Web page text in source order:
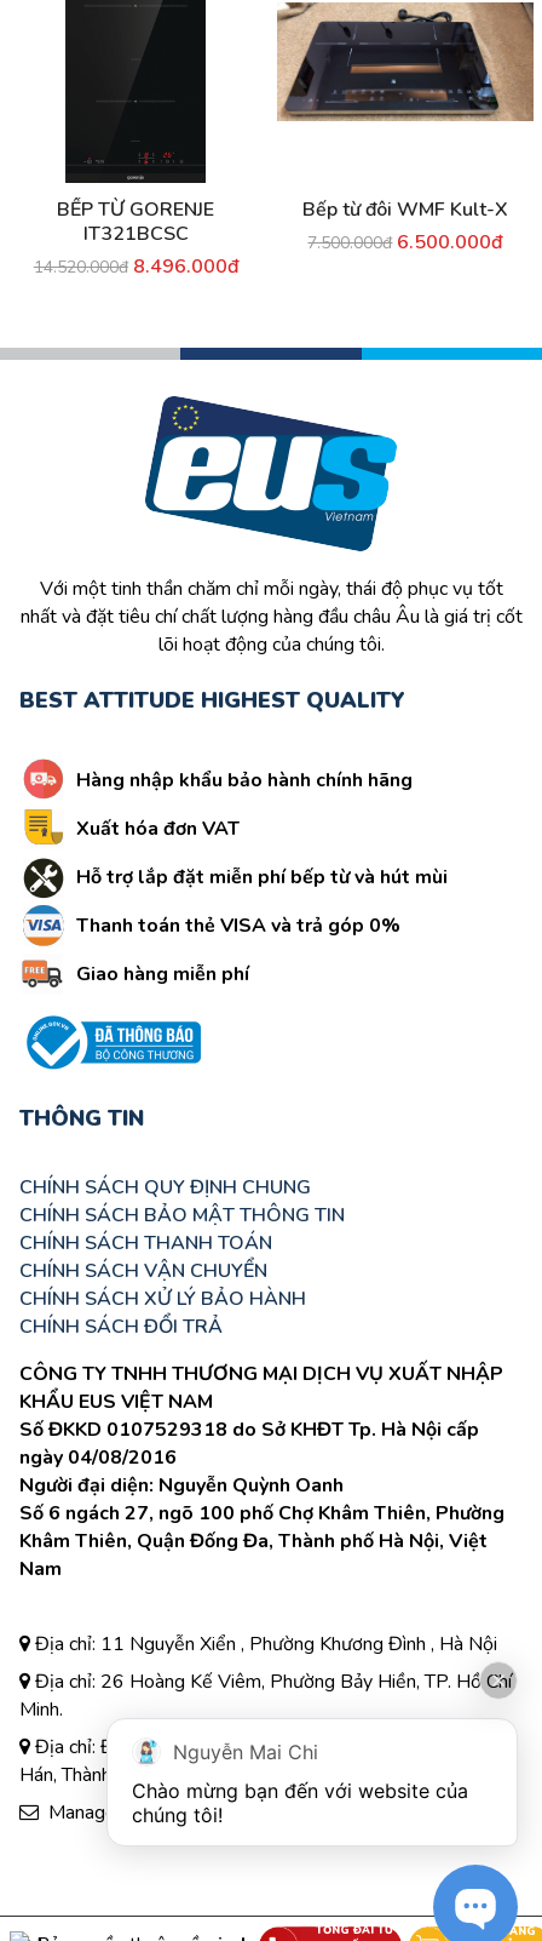
TỔNG ĐÀI TƯ
GIỎ HÀNG
BẾP TỪ GORENJE
IT321BCSC
14.520.000đ 8.496.000đ
Bếp từ đôi WMF Kult-X
7.500.000đ 6.500.000đ
Với một tinh thần chăm chỉ mỗi ngày, thái độ phục vụ tốt
nhất và đặt tiêu chí chất lượng hàng đầu châu Âu là giá trị cốt
lõi hoạt động của chúng tôi.
BEST ATTITUDE HIGHEST QUALITY
Hàng nhập khẩu bảo hành chính hãng
Xuất hóa đơn VAT
Hỗ trợ lắp đặt miễn phí bếp từ và hút mùi
Thanh toán thẻ VISA và trả góp 0%
Giao hàng miễn phí
THÔNG TIN
CHÍNH SÁCH QUY ĐỊNH CHUNG
CHÍNH SÁCH BẢO MẬT THÔNG TIN
CHÍNH SÁCH THANH TOÁN
CHÍNH SÁCH VẬN CHUYỂN
CHÍNH SÁCH XỬ LÝ BẢO HÀNH
CHÍNH SÁCH ĐỔI TRẢ
CÔNG TY TNHH THƯƠNG MẠI DỊCH VỤ XUẤT NHẬP
KHẨU EUS VIỆT NAM
Số ĐKKD 0107529318 do Sở KHĐT Tp. Hà Nội cấp
ngày 04/08/2016
Người đại diện: Nguyễn Quỳnh Oanh
Số 6 ngách 27, ngõ 100 phố Chợ Khâm Thiên, Phường
Khâm Thiên, Quận Đống Đa, Thành phố Hà Nội, Việt
Nam
Địa chỉ: 11 Nguyễn Xiển , Phường Khương Đình , Hà Nội
Địa chỉ: 26 Hoàng Kế Viêm, Phường Bảy Hiền, TP. Hồ Chí
Minh.
Địa chỉ: Đường A3, Tiểu khu đô thị số 17, Phường Pom
Hán, Thành phố Lào Cai
Manager.eus@gmail.com
Nguyễn Mai Chi
Chào mừng bạn đến với website của
chúng tôi!